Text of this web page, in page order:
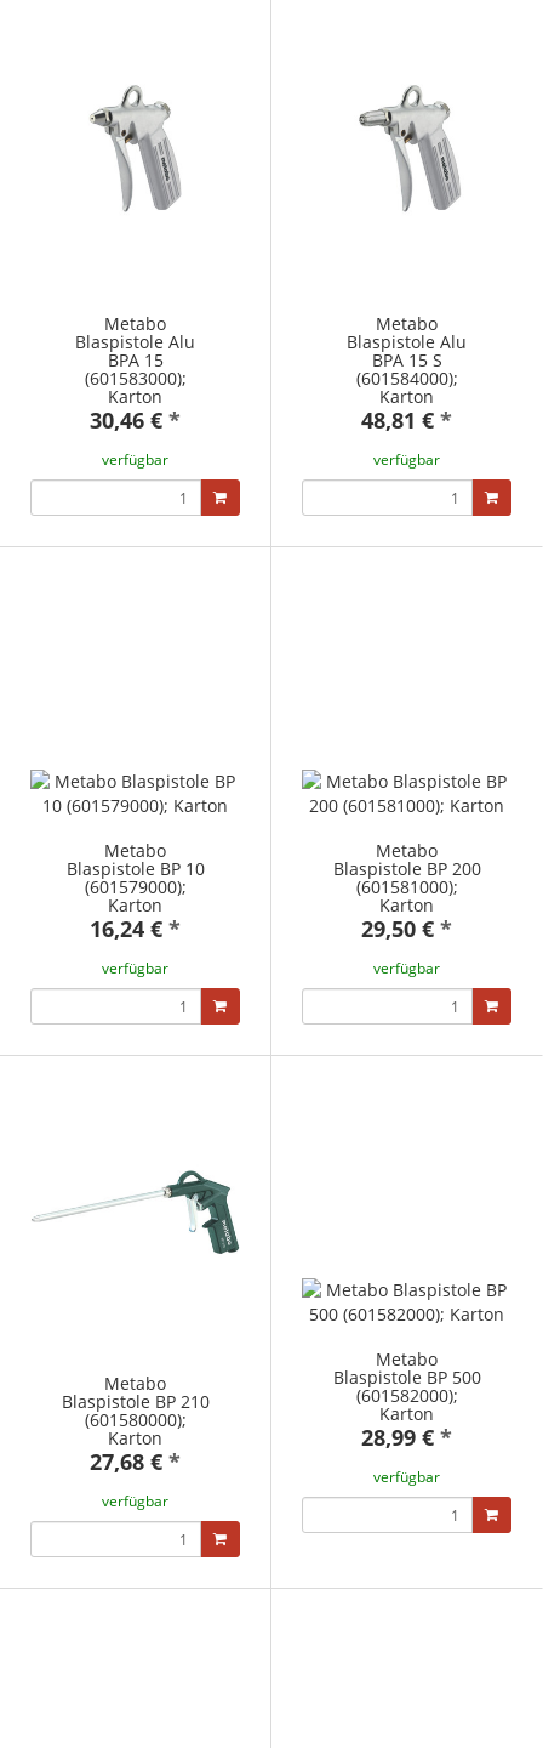
Metabo
Blaspistole Alu
BPA 15
(601583000);
Karton
30,46 € *
verfügbar
Metabo
Blaspistole Alu
BPA 15 S
(601584000);
Karton
48,81 € *
verfügbar
Metabo
Blaspistole BP 10
(601579000);
Karton
16,24 € *
verfügbar
Metabo
Blaspistole BP 200
(601581000);
Karton
29,50 € *
verfügbar
Metabo
Blaspistole BP 210
(601580000);
Karton
27,68 € *
verfügbar
Metabo
Blaspistole BP 500
(601582000);
Karton
28,99 € *
verfügbar